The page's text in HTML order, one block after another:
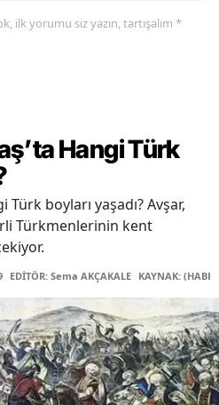
ilk yorumu siz yazın, tartışalım *
Hangi Türk
boyları yaşadı? Avşar,
Türkmenlerinin kent
EDİTÖR: Sema AKÇAKALE KAYNAK: